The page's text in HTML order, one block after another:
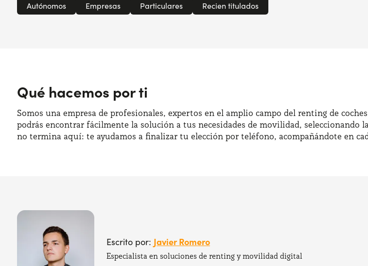
Autónomos Empresas Particulares Recien titulados
Qué hacemos por ti
Somos una empresa de profesionales, expertos en el amplio campo del renting de
podrás encontrar fácilmente la solución a tus necesidades de movilidad, seleccionando
no termina aquí: te ayudamos a finalizar tu elección por teléfono, acompañándote en
Escrito por: Javier Romero
Especialista en soluciones de renting y movilidad digital